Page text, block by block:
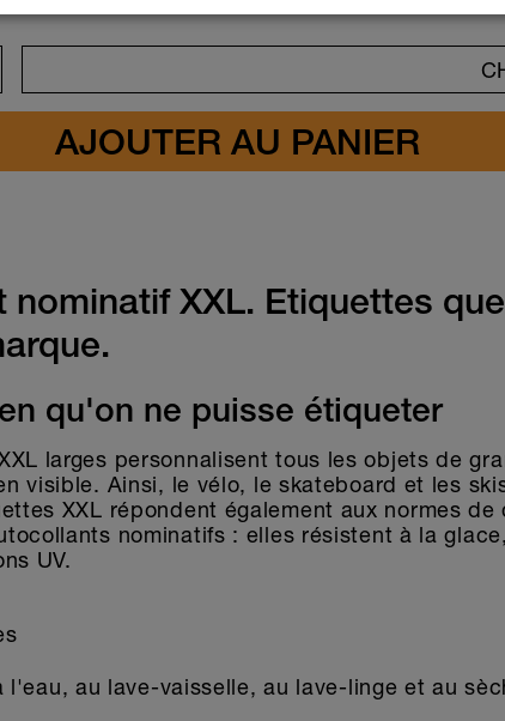
Crée ton autocollant
Texte Caractères
nominatif XXL. Etiquettes
qu'on ne puisse étiqueter
larges personnalisent tous les objets de
visible. Ainsi, le vélo, le skateboard et les
XXL répondent également aux normes de
nominatifs : elles résistent à la
UV.
l'eau, au lave-vaisselle, au lave-linge et au